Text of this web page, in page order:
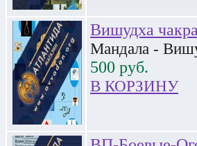
Вишудха
Мандала -
500 руб.
В КОРЗИНУ